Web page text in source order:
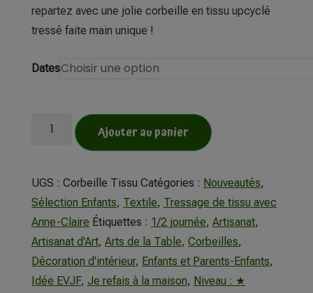
repartez avec une jolie corbeille en tissu upcyclé
tressé faite main unique !
Dates
Ajouter au panier
UGS : Corbeille Tissu Catégories : Nouveautés,
Sélection Enfants, Textile, Tressage de tissu avec
Anne-Claire Étiquettes : 1/2 journée, Artisanat,
Artisanat d'Art, Arts de la Table, Corbeilles,
Décoration d'intérieur, Enfants et Parents-Enfants,
Idée EVJF, Je refais à la maison, Niveau : ★